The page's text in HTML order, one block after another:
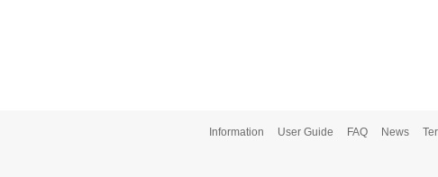
Information User Guide FAQ News